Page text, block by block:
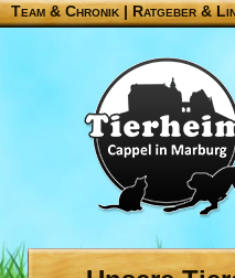
Team & Chronik |Ratgeber &